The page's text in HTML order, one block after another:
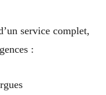
service complet,
: